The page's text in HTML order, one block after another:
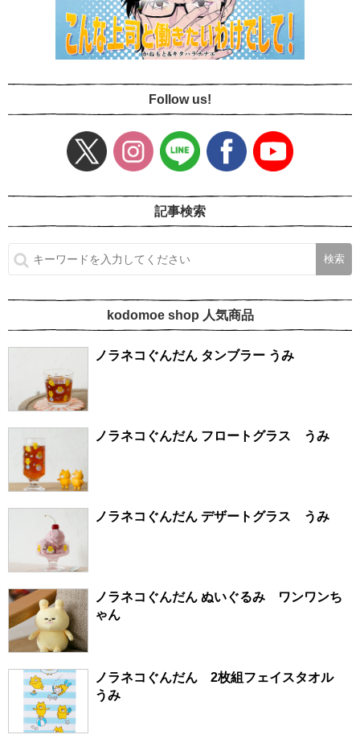
Follow us!
記事検索
kodomoe shop 人気商品
ノラネコぐんだん タンブラー うみ
ノラネコぐんだん フロートグラス うみ
ノラネコぐんだん デザートグラス うみ
ノラネコぐんだん ぬいぐるみ ワンワンち
ゃん
ノラネコぐんだん 2枚組フェイスタオル
うみ